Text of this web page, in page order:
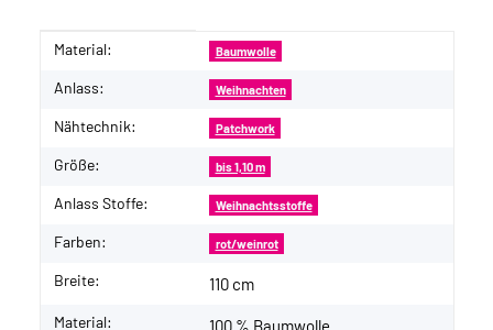
Produkteigenschaft
Wert
Material: Baumwolle
Anlass: Weihnachten
Nähtechnik: Patchwork
Größe: bis 1,10 m
Anlass Stoffe: Weihnachtsstoffe
Farben: rot/weinrot
Breite: 110 cm
Material: 100 % Baumwolle